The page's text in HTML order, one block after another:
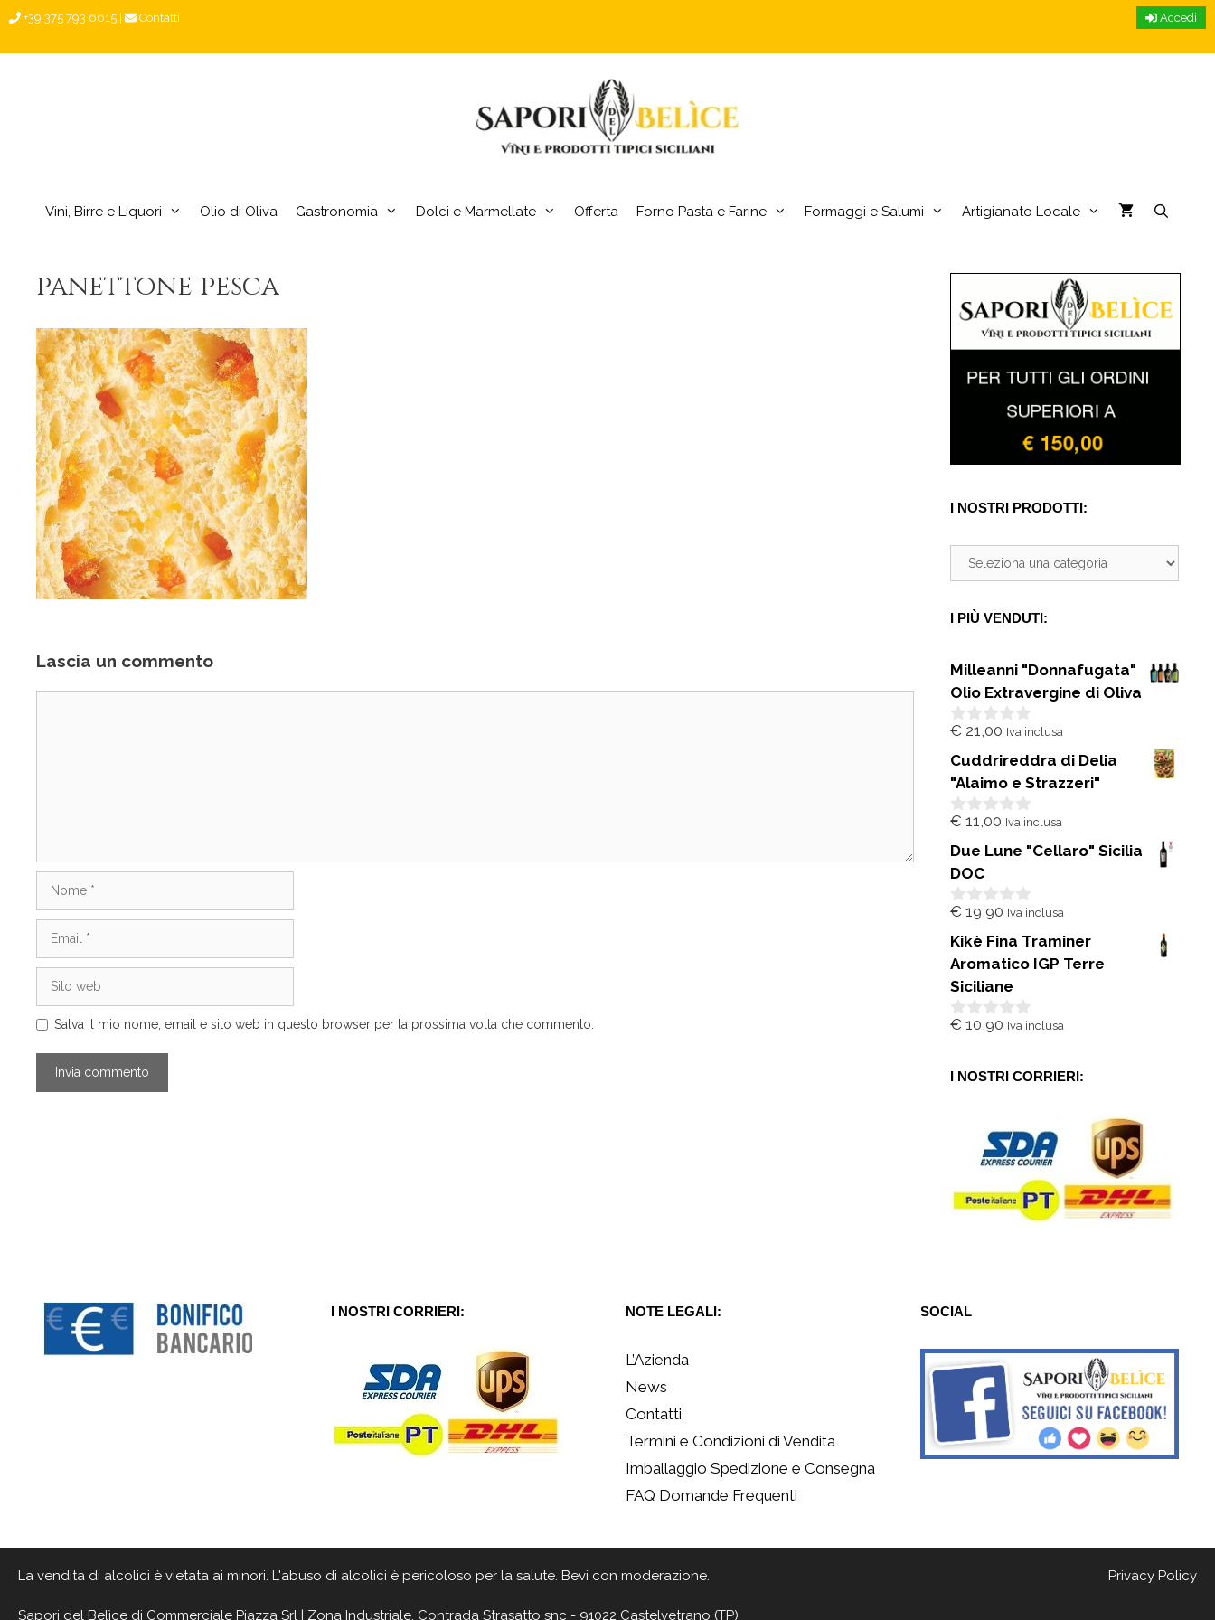
Accedi
+39 375 793 6615 Contatti
Vini, Birre e Liquori Olio di Oliva Gastronomia Dolci e Marmellate Offerta Forno Pasta e Farine Formaggi e Salumi Artigianato Locale
panettone pesca
Lascia un commento
web
Salva il mio nome, email e sito web in questo browser per la prossima volta che commento.
I NOSTRI PRODOTTI:
I PIÙ VENDUTI:
Milleanni "Donnafugata"
Olio Extravergine di Oliva
0
u
5
€ 21,00 Iva inclusa
Cuddrireddra di Delia
"Alaimo e Strazzeri"
0
u
5
€ 11,00 Iva inclusa
Due Lune "Cellaro" Sicilia
DOC
0
u
5
€ 19,90 Iva inclusa
Kikè Fina Traminer
Aromatico IGP Terre
Siciliane
0
5
€ 10,90 Iva inclusa
I NOSTRI CORRIERI:
I NOSTRI CORRIERI: NOTE LEGALI:
L’Azienda
News
Contatti
Termini e Condizioni di Vendita
Imballaggio Spedizione e Consegna
FAQ Domande Frequenti
SOCIAL
Privacy Policy
La vendita di alcolici è vietata ai minori. L'abuso di alcolici è pericoloso per la salute. Bevi con moderazione.
Sapori del Belìce di Commerciale Piazza Srl | Zona Industriale, Contrada Strasatto snc - 91022 Castelvetrano (TP)